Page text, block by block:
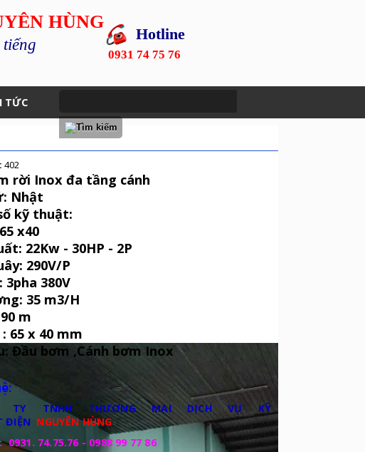
HÙNG
Hotline
0931 74 75 76
TỨC
402
rời Inox đa tầng cánh
Nhật
kỹ thuật:
x40
22Kw - 30HP - 2P
290V/P
3pha 380V
35 m3/H
m
65 x 40 mm
Đầu bơm ,Cánh bơm Inox
TY TNHH THƯƠNG MẠI DỊCH VỤ KỸ
ĐIỆN NGUYÊN HÙNG
0931. 74.75.76 - 0988 99 77 86